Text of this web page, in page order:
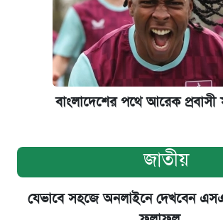
বাংলাদেশের পথে আরেক
জাতীয়
যেভাবে সহজে অনলাইনে দেখবেন